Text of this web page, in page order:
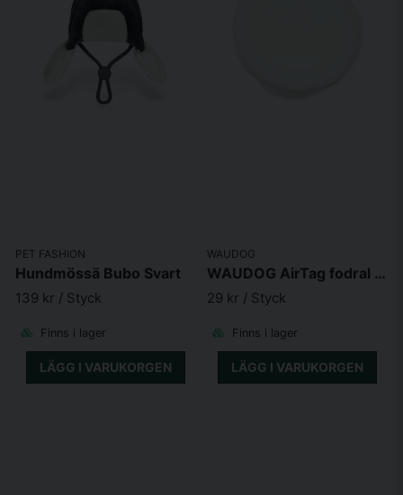
PET FASHION
Hundmössä Bubo Svart
139 kr / Styck
Finns i lager
LÄGG I VARUKORGEN
WAUDOG
WAUDOG AirTag fodral för Katt- Hundhalsband
29 kr / Styck
Finns i lager
LÄGG I VARUKORGEN